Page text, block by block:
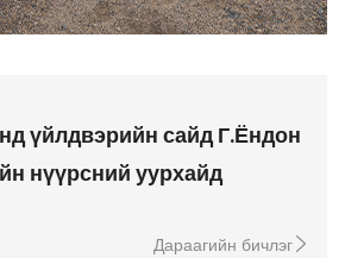
үйлдвэрийн сайд Г.Ёндон
нүүрсний уурхайд
Дараагийн бичлэг